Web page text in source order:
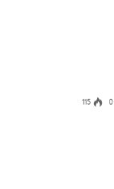
0
115